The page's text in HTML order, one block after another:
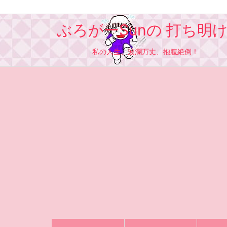
ぶろがーSunの 打ち明
私の人生、波瀾万丈、抱腹絶倒！